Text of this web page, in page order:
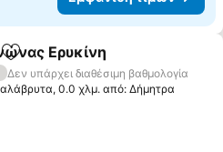
Προσθήκη στα αγαπημένα
Ερυκίνη
Δεν υπάρχει διαθέσιμη βαθμολογία
0.0 χλμ. από: Δήμητρα